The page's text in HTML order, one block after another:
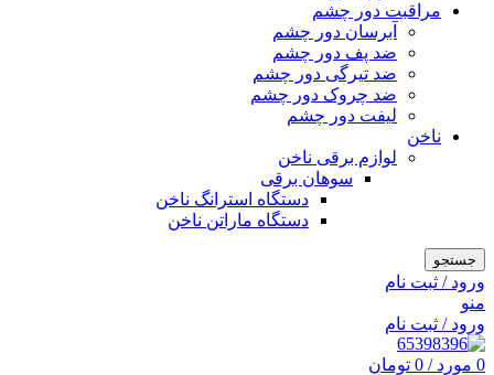
مراقبت دور چشم
آبرسان دور چشم
ضد پف دور چشم
ضد تیرگی دور چشم
ضد چروک دور چشم
لیفت دور چشم
ناخن
لوازم برقی ناخن
سوهان برقی
دستگاه استرانگ ناخن
دستگاه ماراتن ناخن
جستجو
ورود / ثبت نام
منو
ورود / ثبت نام
0 مورد /
0 تومان